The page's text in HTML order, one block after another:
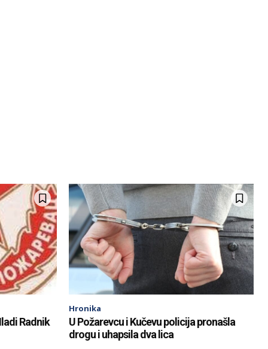
Radnik
Hronika
U Požarevcu i Kučevu policija pronašla
drogu i uhapsila dva lica